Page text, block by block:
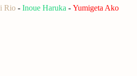
Rio - Inoue Haruka - Yumigeta Ako